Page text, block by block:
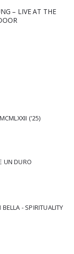
– LIVE AT THE
('25)
UN DURO
- SPIRITUALITY